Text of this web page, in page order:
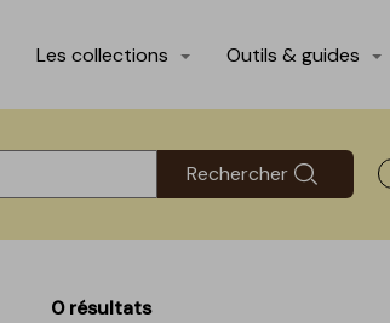
Les collections Outils & guides
Rechercher
0 résultats